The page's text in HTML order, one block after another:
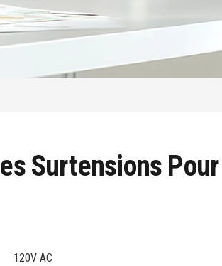
Surtensions
120V AC